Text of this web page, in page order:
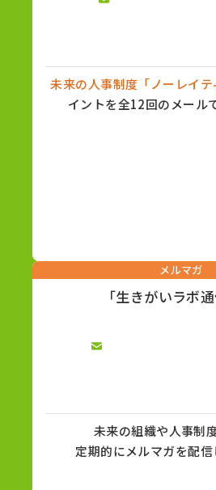
未来の人事制度「ノーレイテ
イントを全12回のメール
メルマガ
「生きがいラボ
未来の組織や人事制
定期的にメルマガを配信